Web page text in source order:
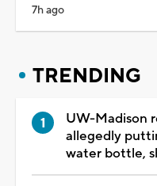
7h ago
TRENDING
UW-Madison
allegedly
water bottle,